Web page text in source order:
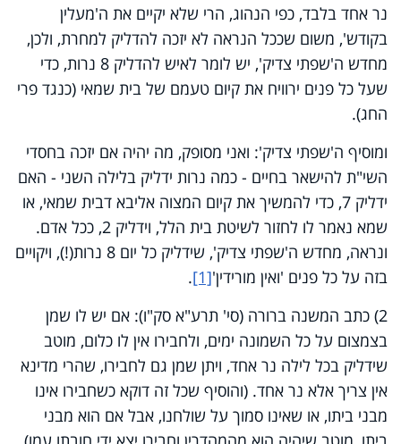
נר אחד בלבד, כפי הנהוג, הרי שלא יקיים את ה'מעלין
בקודש', משום שככל הנראה לא יזכה להדליק למחרת, ולכן,
מחדש ה'שפתי צדיק', יש לומר לאיש להדליק 8 נרות, כדי
שעל כל פנים ירוויח את קיום טעמם של בית שמאי (כנגד פרי
החג).
ומוסיף ה'שפתי צדיק': ואני מסופק, מה יהיה אם יזכה בחסדי
השי"ת להישאר בחיים - כמה נרות ידליק בלילה השני - האם
ידליק 7, כדי להמשיך את קיום המצוה אליבא דבית שמאי, או
שמא נאמר לו לחזור לשיטת בית הלל, וידליק 2, ככל אדם.
ונראה, מחדש ה'שפתי צדיק', שידליק כל יום 8 נרות(!), ויקויים
בזה על כל פנים 'ואין מורידין'[1]
.
2) כתב המשנה ברורה (סי' תרע"א סק"ו): אם יש לו שמן
בצמצום על כל השמונה ימים, ולחבירו אין לו כלום, מוטב
שידליק בכל לילה נר אחד, ויתן שמן גם לחבירו, שהרי מדינא
אין צריך אלא נר אחד. (והוסיף שכל זה דוקא כשחבירו אינו
מבני ביתו, או שאינו סמוך על שולחנו, אבל אם הוא מבני